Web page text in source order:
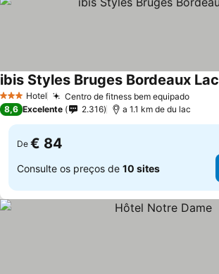
3 EstrelasHotel Centro de fitness bem equipado
ibis Styles Bruges Bordeaux Lac
8,6 Excelente 2.316 a 1.1 km de du lac
De € 84
Consulte os preços de 10 sites